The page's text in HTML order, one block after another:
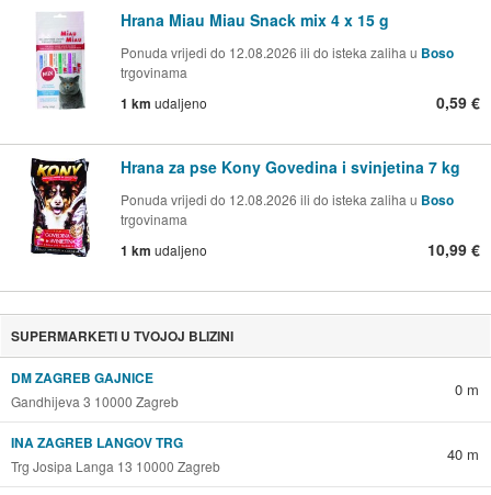
Hrana Miau Miau Snack mix 4 x 15 g
Ponuda vrijedi do 12.08.2026 ili do isteka zaliha u Boso
trgovinama
1 km udaljeno 0,59 €
Hrana za pse Kony Govedina i svinjetina 7 kg
Ponuda vrijedi do 12.08.2026 ili do isteka zaliha u Boso
trgovinama
1 km udaljeno 10,99 €
SUPERMARKETI U TVOJOJ BLIZINI
DM ZAGREB GAJNICE
Gandhijeva 3 10000 Zagreb
0 m
INA ZAGREB LANGOV TRG
Trg Josipa Langa 13 10000 Zagreb
40 m